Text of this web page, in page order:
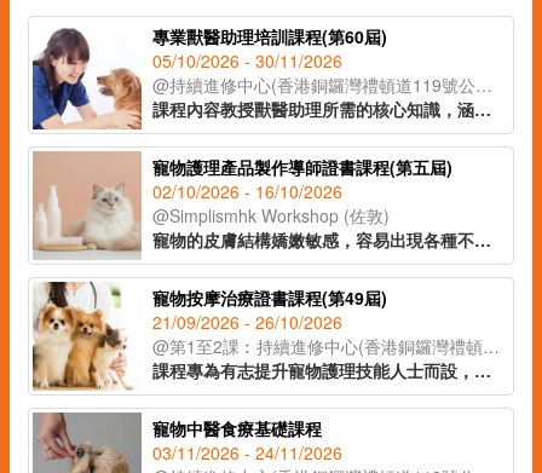
專業獸醫助理培訓課程(第60屆)
05/10/2026 - 30/11/2026
@持續進修中心(香港銅鑼灣禮頓道119號公理堂大樓21-23樓)
課程內容教授獸醫助理所需的核心知識，涵蓋貓狗解剖學、常見寵物疾病、寄生蟲防治及醫療衞生常識等重點領域，並深入講解動物福利、面對寵物離世的情境應對，以及與寵物主人之間的有效溝通技巧，協助學員全面理解行業職責。課程設有實習課堂，學員將實地參觀獸醫診所，在導師指導下參與簡易化驗流程，了解日常運作、獸醫助理的職責和工作流程。課程由資深獸醫及獸醫助理親自講授，為學員奠定扎實的寵物護理專業基礎，銜接職場。
寵物護理產品製作導師證書課程(第五屆)
02/10/2026 - 16/10/2026
@Simplismhk Workshop (佐敦)
寵物的皮膚結構嬌嫩敏感，容易出現各種不適症狀，而市面上常見的寵物護理產品往往含有化學添加劑及潛在致敏成分，長期使用可能對愛寵的健康造成影響。課程將會教授常見的寵物致敏源，以及不同寵物友善的原材料。學員將於課堂上製作十款天然低敏的寵物護理產品，適合寵物飼主、從事寵物相關行業人士及有意投身導師行業人士報讀。
寵物按摩治療證書課程(第49屆)
21/09/2026 - 26/10/2026
@第1至2課︰持續進修中心(香港銅鑼灣禮頓道119號公理堂大樓21-23樓)
課程專為有志提升寵物護理技能人士而設，透過系統化培訓，讓學員掌握寵物按摩治療的基礎理論與實務技巧。課程結合寵物解剖學與經絡概念，教授安全而有效的按摩手法，有助促進寵物血液循環及新陳代謝，舒緩肌肉緊張與壓力。按摩亦有助安撫寵物情緒，改善行為問題，增進主人與寵物之間的信任與連結。課程設有實習環節，讓學員在導師指導下進行實務練習，鞏固所學。
寵物中醫食療基礎課程
03/11/2026 - 24/11/2026